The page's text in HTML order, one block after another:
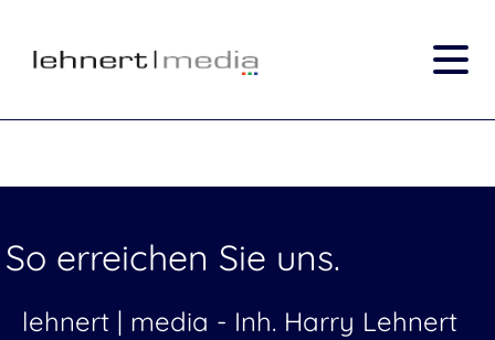
So erreichen Sie uns.
lehnert | media - Inh. Harry Lehnert